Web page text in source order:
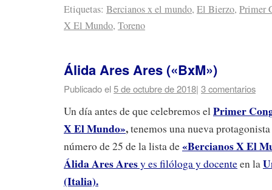
Etiquetas: Bercianos x el mundo, El Bierzo, Primer
X El Mundo, Toreno
Álida Ares Ares («BxM»)
Publicado el5 de octubre de 2018| 3 comentarios
Un día antes de que celebremos elPrimer
X El Mundo»,tenemos una nueva
número de 25 de la lista de«Bercianos X El
Álida Ares Aresy es filóloga y docenteen la
(Italia).